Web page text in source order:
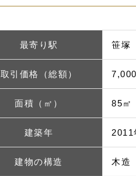
最寄り駅 笹塚
取引価格（総額）
面積（㎡） 85㎡
建築年 2011
建物の構造 木造